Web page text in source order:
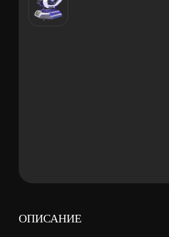
ОПИСАНИЕ